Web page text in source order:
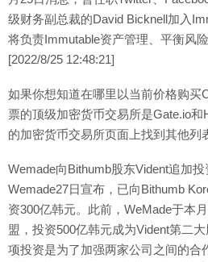
级财务副总裁的David Bicknell加入
将负责Immutable资产管理、平衡风
[2022/8/25 12:48:21]
如果你想知道在哪里以当前价格购买
票的顶级加密货币交易所是Gate.io
的加密货币交易所页面上找到其他列
Wemade向Bithumb股东Vident追加
Wemade27日宣布，已向Bithumb
资300亿韩元。此前，WeMade于本
盟，投资500亿韩元成为Vident第二
项投资是为了加强两家公司之间的合